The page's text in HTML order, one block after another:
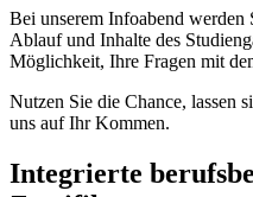
Bei unserem Infoabend
Ablauf und Inhalte des
Möglichkeit, Ihre Fragen mit
Nutzen Sie die Chance, lassen
uns auf Ihr Kommen.
Integrierte